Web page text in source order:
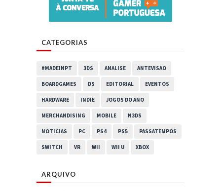
CATEGORIAS
#MADEINPT 3DS ANALISE ANTEVISAO
BOARDGAMES DS EDITORIAL EVENTOS
HARDWARE INDIE JOGOS DO ANO
MERCHANDISING MOBILE N3DS
NOTICIAS PC PS4 PS5 PASSATEMPOS
SWITCH VR WII WII U XBOX
ARQUIVO